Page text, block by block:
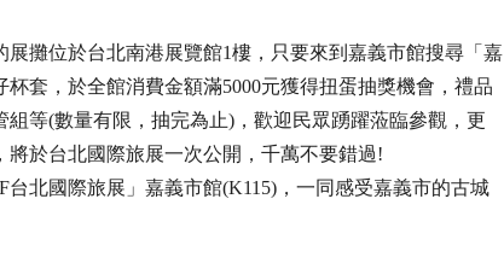
展攤位於台北南港展覽館1樓，只要來到嘉義市館搜尋「嘉
套，於全館消費金額滿5000元獲得扭蛋抽獎機會，禮品
等(數量有限，抽完為止)，歡迎民眾踴躍蒞臨參觀，更
於台北國際旅展一次公開，千萬不要錯過!
台北國際旅展」嘉義市館(K115)，一同感受嘉義市的古城